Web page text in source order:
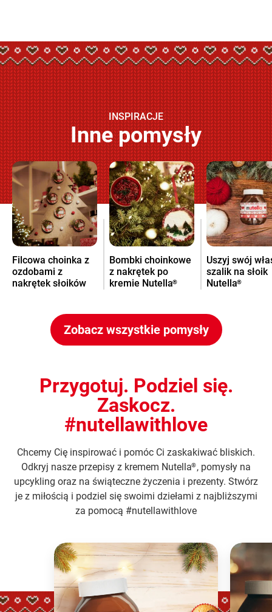
INSPIRACJE
Inne pomysły
Filcowa choinka z
ozdobami z
nakrętek słoików
Bombki choinkowe
z nakrętek po
kremie Nutella®
Uszyj swój
szalik na słoik
Nutella®
Zobacz wszystkie pomysły
Przygotuj. Podziel się.
Zaskocz.
#nutellawithlove
Chcemy Cię inspirować i pomóc Ci zaskakiwać bliskich.
Odkryj nasze przepisy z kremem Nutella®, pomysły na
upcykling oraz na świąteczne życzenia i prezenty. Stwórz
je z miłością i podziel się swoimi dziełami z najbliższymi
za pomocą #nutellawithlove